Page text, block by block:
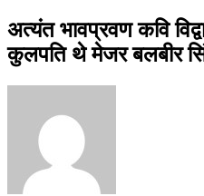
अत्यंत भावप्रवण कवि
कुलपति थे मेजर बलबीर